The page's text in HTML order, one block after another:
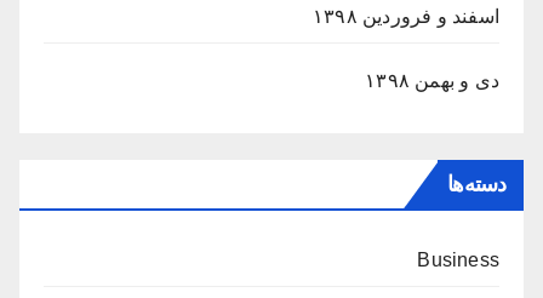
اسفند و فروردین ۱۳۹۸
دی و بهمن ۱۳۹۸
دسته‌ها
Business